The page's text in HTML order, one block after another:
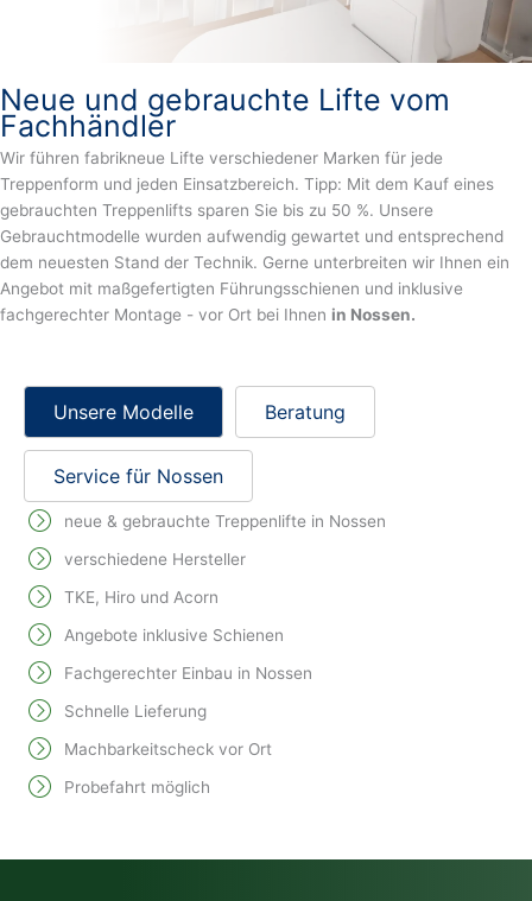
Neue und gebrauchte Lifte vom
Fachhändler
Wir führen fabrikneue Lifte verschiedener Marken für jede
Treppenform und jeden Einsatzbereich. Tipp: Mit dem Kauf eines
gebrauchten Treppenlifts sparen Sie bis zu 50 %. Unsere
Gebrauchtmodelle wurden aufwendig gewartet und entsprechend
dem neuesten Stand der Technik. Gerne unterbreiten wir Ihnen ein
Angebot mit maßgefertigten Führungsschienen und inklusive
fachgerechter Montage - vor Ort bei Ihnen in Nossen.
Unsere Modelle Beratung
Service für Nossen
neue & gebrauchte Treppenlifte in Nossen
verschiedene Hersteller
TKE, Hiro und Acorn
Angebote inklusive Schienen
Fachgerechter Einbau in Nossen
Schnelle Lieferung
Machbarkeitscheck vor Ort
Probefahrt möglich